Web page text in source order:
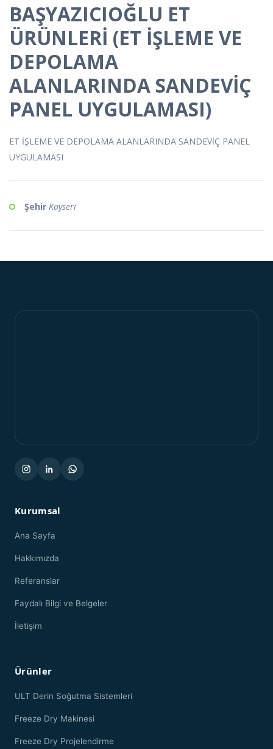
BAŞYAZICIOĞLU ET
ÜRÜNLERİ (ET İŞLEME VE
DEPOLAMA
ALANLARINDA SANDEVİÇ
PANEL UYGULAMASI)
ET İŞLEME VE DEPOLAMA ALANLARINDA SANDEVİÇ PANEL
UYGULAMASI
Şehir Kayseri
Kurumsal
Ana Sayfa
Hakkımızda
Referanslar
Faydalı Bilgi ve Belgeler
İletişim
Ürünler
ULT Derin Soğutma Sistemleri
Freeze Dry Makinesi
Freeze Dry Projelendirme